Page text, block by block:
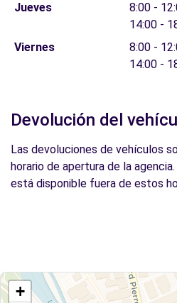
Jueves
8:00 -
14:00 -
Viernes
8:00 -
14:00 -
Devolución del
Las devoluciones de vehículos
horario de apertura de la
está disponible fuera de estos
+